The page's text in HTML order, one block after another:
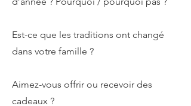
Est-ce que les traditions ont changé
dans votre famille ?
Aimez-vous offrir ou recevoir des
cadeaux ?